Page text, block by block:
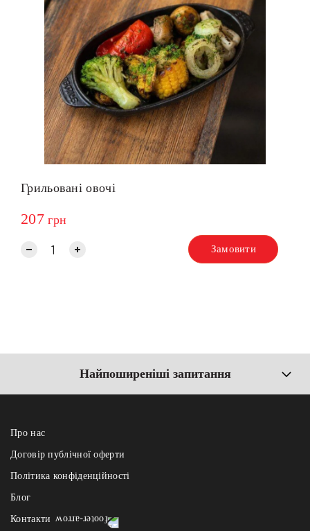
Грильовані овочі
207 грн
Замовити
Найпоширеніші запитання
Про нас
Договір публічної оферти
Політика конфіденційності
Блог
Контакти